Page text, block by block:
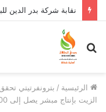
بحث
عن
الرئيسية /
الزيت بإنتاج مبشر يصل إلى 700 برميل يوميًا”